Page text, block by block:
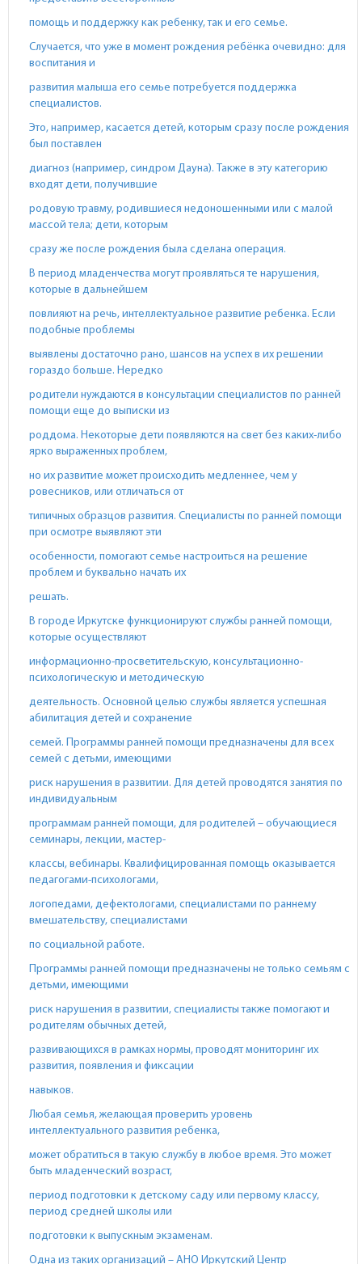
помощь и поддержку как ребенку, так и его семье.
Случается, что уже в момент рождения ребёнка очевидно: для
воспитания и
развития малыша его семье потребуется поддержка
специалистов.
Это, например, касается детей, которым сразу после рождения
был поставлен
диагноз (например, синдром Дауна). Также в эту категорию
входят дети, получившие
родовую травму, родившиеся недоношенными или с малой
массой тела; дети, которым
сразу же после рождения была сделана операция.
В период младенчества могут проявляться те нарушения,
которые в дальнейшем
повлияют на речь, интеллектуальное развитие ребенка. Если
подобные проблемы
выявлены достаточно рано, шансов на успех в их решении
гораздо больше. Нередко
родители нуждаются в консультации специалистов по ранней
помощи еще до выписки из
роддома. Некоторые дети появляются на свет без каких-либо
ярко выраженных проблем,
но их развитие может происходить медленнее, чем у
ровесников, или отличаться от
типичных образцов развития. Специалисты по ранней помощи
при осмотре выявляют эти
особенности, помогают семье настроиться на решение
проблем и буквально начать их
решать.
В городе Иркутске функционируют службы ранней помощи,
которые осуществляют
информационно-просветительскую, консультационно-
психологическую и методическую
деятельность. Основной целью службы является успешная
абилитация детей и сохранение
семей. Программы ранней помощи предназначены для всех
семей с детьми, имеющими
риск нарушения в развитии. Для детей проводятся занятия по
индивидуальным
программам ранней помощи, для родителей – обучающиеся
семинары, лекции, мастер-
классы, вебинары. Квалифицированная помощь оказывается
педагогами-психологами,
логопедами, дефектологами, специалистами по раннему
вмешательству, специалистами
по социальной работе.
Программы ранней помощи предназначены не только семьям с
детьми, имеющими
риск нарушения в развитии, специалисты также помогают и
родителям обычных детей,
развивающихся в рамках нормы, проводят мониторинг их
развития, появления и фиксации
навыков.
Любая семья, желающая проверить уровень
интеллектуального развития ребенка,
может обратиться в такую службу в любое время. Это может
быть младенческий возраст,
период подготовки к детскому саду или первому классу,
период средней школы или
подготовки к выпускным экзаменам.
Одна из таких организаций – АНО Иркутский Центр